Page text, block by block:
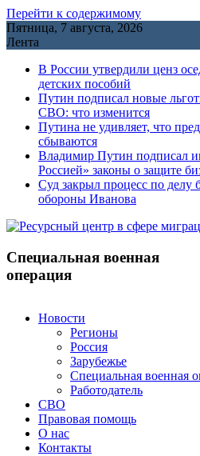
Перейти к содержимому
Пятница, 7 августа, 2026
Лента
В России утвердили ценз
детских пособий
Путин подписал новые
СВО: что изменится
Путина не удивляет, что
сбываются
Владимир Путин подписал
Россией» законы о защите
Cуд закрыл процесс по делу
обороны Иванова
Специальная военная
операция
Новости
Регионы
Россия
Зарубежье
Специальная военная
Работодатель
СВО
Правовая помощь
О нас
Контакты